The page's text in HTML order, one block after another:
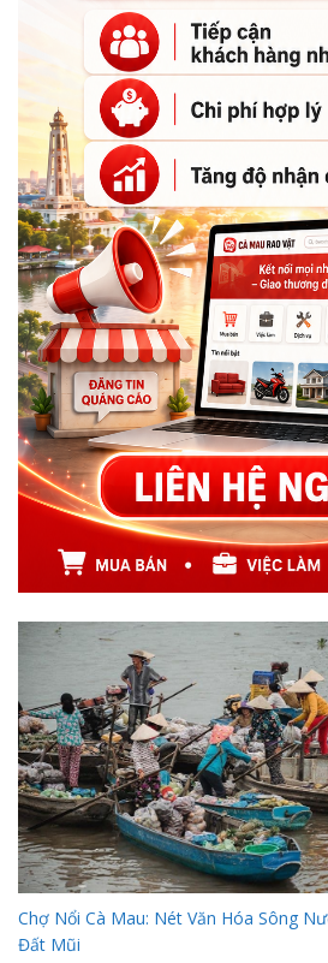
Chợ Nổi Cà Mau: Nét Văn Hóa Sông
Đất Mũi